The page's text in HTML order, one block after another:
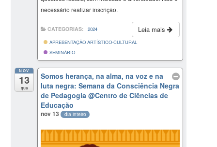
necessário realizar inscrição.
Leia mais
CATEGORIAS:
2024
APRESENTAÇÃO ARTÍSTICO-CULTURAL
SEMINÁRIO
NOV
13
qua
Somos herança, na alma, na voz e na
luta negra: Semana da Consciência Negra
de Pedagogia@Centro de Ciências de
Educação
nov 13 dia inteiro